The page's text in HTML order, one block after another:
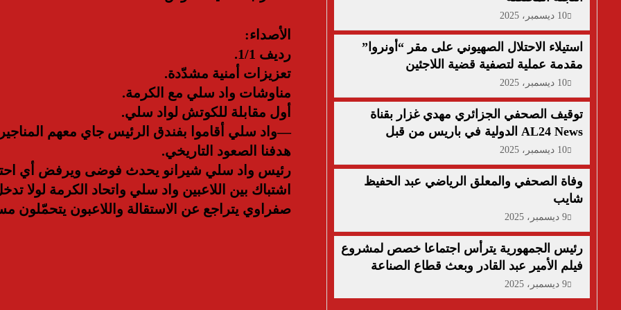
الأصداء:
رديف 1/1.
تعزيزات أمنية مشدّدة.
مناوشات واد سلي مع الكرمة.
أول مقابلة للكوتش لواد سلي.
—واد سلي أقاموا بفندق الرئيس جاي معهم
هدفنا الصعود التاريخي.
رئيس واد سلي شيرانو يحدث فوضى ويرفض أي
اشتباك بين اللاعبين واد سلي واتحاد الكرمة لولا
صفراوي يتراجع عن الاستقالة واللاعبون يتحمّلون
10 ديسمبر، 2025
استيلاء الاحتلال الصهيوني على مقر “أونروا”
مقدمة عملية لتصفية قضية اللاجئين
10 ديسمبر، 2025
توقيف الصحفي الجزائري مهدي غزار بقناة
AL24 News الدولية في باريس من قبل
الشرطة الفرنسية
10 ديسمبر، 2025
وفاة الصحفي والمعلق الرياضي عبد الحفيظ
شايب
9 ديسمبر، 2025
رئيس الجمهورية يترأس اجتماعا خصص لمشروع
فيلم الأمير عبد القادر وبعث قطاع الصناعة
السينماتوغرافية
9 ديسمبر، 2025